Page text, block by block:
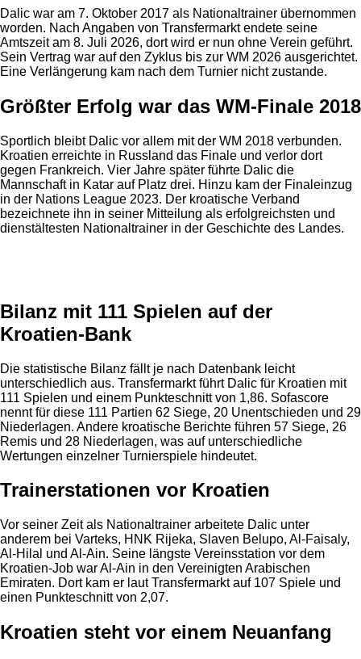
Dalic war am 7. Oktober 2017 als Nationaltrainer übernommen
worden. Nach Angaben von Transfermarkt endete seine
Amtszeit am 8. Juli 2026, dort wird er nun ohne Verein geführt.
Sein Vertrag war auf den Zyklus bis zur WM 2026 ausgerichtet.
Eine Verlängerung kam nach dem Turnier nicht zustande.
Größter Erfolg war das WM-Finale 2018
Sportlich bleibt Dalic vor allem mit der WM 2018 verbunden.
Kroatien erreichte in Russland das Finale und verlor dort
gegen Frankreich. Vier Jahre später führte Dalic die
Mannschaft in Katar auf Platz drei. Hinzu kam der Finaleinzug
in der Nations League 2023. Der kroatische Verband
bezeichnete ihn in seiner Mitteilung als erfolgreichsten und
dienstältesten Nationaltrainer in der Geschichte des Landes.
Bilanz mit 111 Spielen auf der
Kroatien-Bank
Die statistische Bilanz fällt je nach Datenbank leicht
unterschiedlich aus. Transfermarkt führt Dalic für Kroatien mit
111 Spielen und einem Punkteschnitt von 1,86. Sofascore
nennt für diese 111 Partien 62 Siege, 20 Unentschieden und 29
Niederlagen. Andere kroatische Berichte führen 57 Siege, 26
Remis und 28 Niederlagen, was auf unterschiedliche
Wertungen einzelner Turnierspiele hindeutet.
Trainerstationen vor Kroatien
Vor seiner Zeit als Nationaltrainer arbeitete Dalic unter
anderem bei Varteks, HNK Rijeka, Slaven Belupo, Al-Faisaly,
Al-Hilal und Al-Ain. Seine längste Vereinsstation vor dem
Kroatien-Job war Al-Ain in den Vereinigten Arabischen
Emiraten. Dort kam er laut Transfermarkt auf 107 Spiele und
einen Punkteschnitt von 2,07.
Kroatien steht vor einem Neuanfang